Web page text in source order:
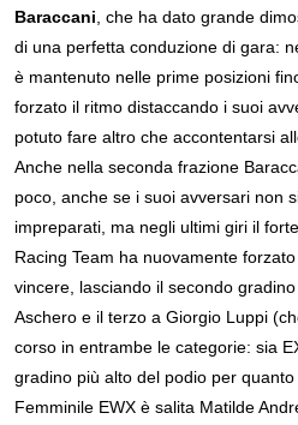
Baraccani , che ha dato grande
di una perfetta conduzione di gara:
è mantenuto nelle prime posizioni
forzato il ritmo distaccando i suoi
potuto fare altro che accontentarsi
Anche nella seconda frazione
poco, anche se i suoi avversari non
impreparati, ma negli ultimi giri il
Racing Team ha nuovamente
vincere, lasciando il secondo
Aschero e il terzo a Giorgio Luppi
corso in entrambe le categorie: sia
gradino più alto del podio per
Femminile EWX è salita Matilde